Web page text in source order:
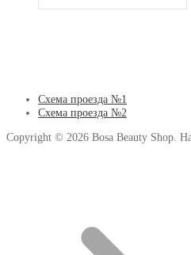
Схема проезда №1
Схема проезда №2
Copyright © 2026 Bosa Beauty Shop.